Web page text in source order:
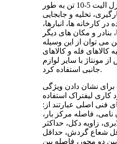
وسایل نقلیه تعادلی دیزل الیت 5-10 تن به طور
تخلیه و جابجایی
کارخانه ها، انبارها،
بنادر و مکان های دیگر
می توان از این وسیله
کالاهای فله و کالاهای
مونتاژ با سایر لوازم
جانبی استفاده کرد.
برای نشان دادن ویژگی
لیفتراک استفاده
فنی اصلی عبارتند از:
فاصله مرکز بار،
زاویه دکل، حداکثر
شعاع گردش، حداقل
دو محور، فاصله بین